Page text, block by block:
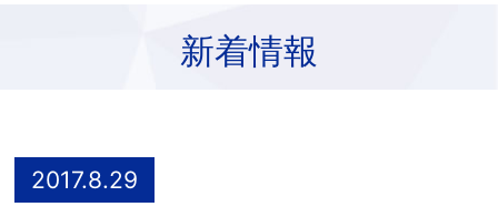
新着情報
2017.8.29